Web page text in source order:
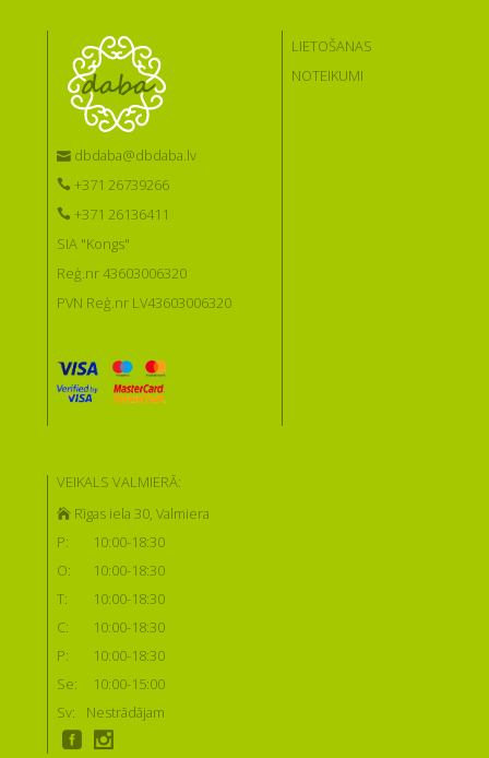
dbdaba@dbdaba.lv
+371 26739266
+371 26136411
SIA "Kongs"
Reģ.nr 43603006320
PVN Reģ.nr LV43603006320
LIETOŠANAS
NOTEIKUMI
VEIKALS VALMIERĀ:
Rīgas iela 30, Valmiera
P:
10:00-18:30
O:
10:00-18:30
T:
10:00-18:30
C:
10:00-18:30
P:
10:00-18:30
Se:
10:00-15:00
Sv:
Nestrādājam